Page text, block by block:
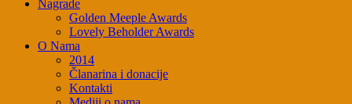
Nagrade
Golden Meeple Awards
Lovely Beholder Awards
O Nama
2014
Članarina i donacije
Kontakti